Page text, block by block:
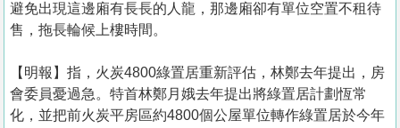
避免出現這邊廂有長長的人龍，那邊廂卻有單位空置不租待
售，拖長輪候上樓時間。
【明報】指，火炭4800綠置居重新評估，林鄭去年提出，房
會委員憂過急。特首林鄭月娥去年提出將綠置居計劃恆常
化，並把前火炭平房區約4800個公屋單位轉作綠置居於今年